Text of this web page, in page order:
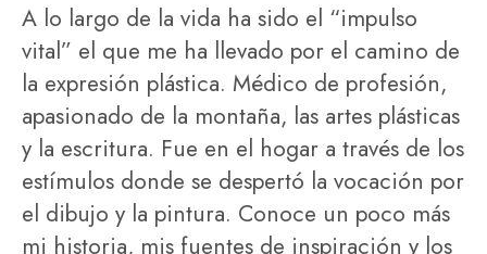
A lo largo de la vida ha sido el “impulso
vital” el que me ha llevado por el camino de
la expresión plástica. Médico de profesión,
apasionado de la montaña, las artes plásticas
y la escritura. Fue en el hogar a través de los
estímulos donde se despertó la vocación por
el dibujo y la pintura. Conoce un poco más
mi historia, mis fuentes de inspiración y los